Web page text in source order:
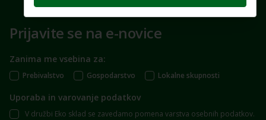
Prijavite se na e-novice
Zanima me vsebina za:
Prebivalstvo Gospodarstvo Lokalne skupnosti
Uporaba in varovanje podatkov
V družbi Eko sklad se zavedamo pomena varstva osebnih podatkov.